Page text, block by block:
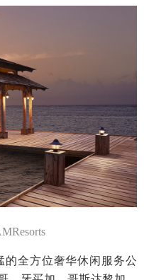
的全方位奢华休闲服务公